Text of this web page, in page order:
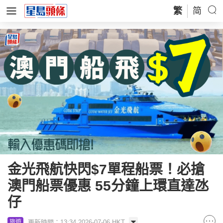
繁 简
金光飛航快閃$7單程船票！必搶
澳門船票優惠 55分鐘上環直達氹
仔